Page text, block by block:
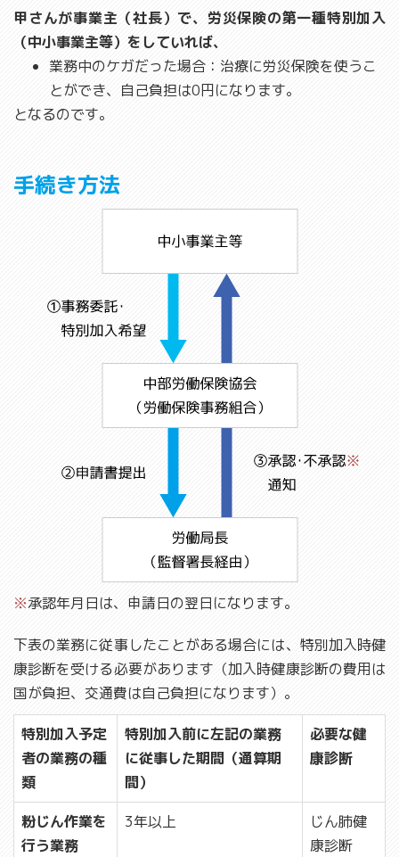
甲さんが事業主（社長）で、労災保険の第一種特別加入
（中小事業主等）をしていれば、
業務中のケガだった場合：治療に労災保険を使うこ
とができ、自己負担は0円になります。
となるのです。
手続き方法
※承認年月日は、申請日の翌日になります。
下表の業務に従事したことがある場合には、特別加入時健
康診断を受ける必要があります（加入時健康診断の費用は
国が負担、交通費は自己負担になります）。
特別加入予定
者の業務の種
類
特別加入前に左記の業務
に従事した期間（通算期
間）
必要な健
康診断
粉じん作業を
行う業務
3年以上
じん肺健
康診断